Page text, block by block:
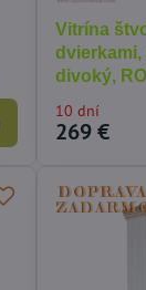
Vitrína
divoký,
10 dní
269 €